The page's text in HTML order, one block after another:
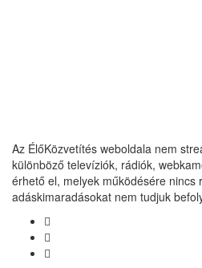
Az ÉlőKözvetítés weboldala nem
különböző televíziók, rádiók,
érhető el, melyek működésére
adáskimaradásokat nem tudjuk